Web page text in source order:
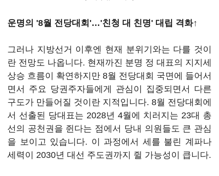
운명의 '8월 전당대회'…'친청 대 친명' 대립 격화↑
그러나 지방선거 이후엔 현재 분위기와는 다를 것이
란 전망도 나옵니다. 현재까진 분명 정 대표의 지지세
상승 흐름이 확연하지만 8월 전당대회 국면에 들어서
면서 주요 당권주자들에게 관심이 집중되면서 다른
구도가 만들어질 것이란 지적입니다. 8월 전당대회에
서 선출된 당대표는 2028년 4월에 치러지는 23대 총
선의 공천권을 쥔다는 점에서 당내 의원들도 큰 관심
을 보이고 있습니다. 이 과정에서 세를 불린 계파나
세력이 2030년 대선 주도권까지 쥘 가능성이 큽니다.